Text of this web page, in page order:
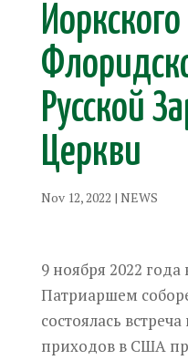
Русской
Церкви
Nov 12, 2022 | NEWS
9 ноября 2022
Патриаршем
состоялась
приходов в США